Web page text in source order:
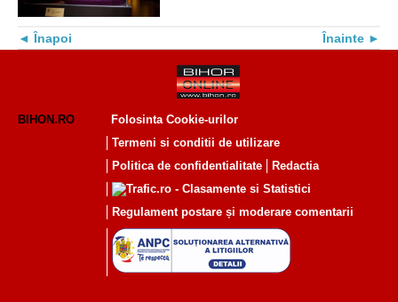
Înapoi Înainte
BIHON.RO
Folosinta Cookie-urilor
Termeni si conditii de utilizare
Politica de confidentialitate
Redactia
Regulament postare și moderare comentarii